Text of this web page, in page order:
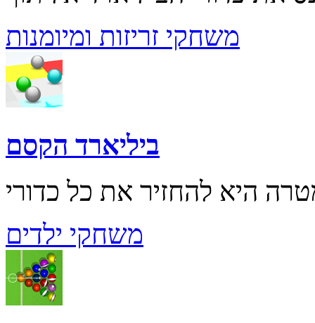
משחקי זריזות ומיומנות
ביליארד הקסם
משחקי ילדים